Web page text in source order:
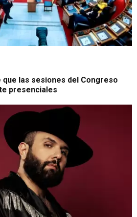
que las sesiones del Congreso
presenciales